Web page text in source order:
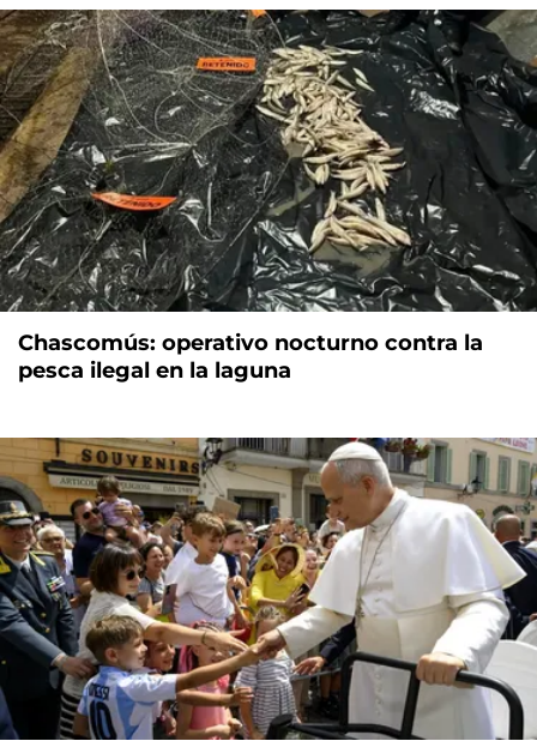
Chascomús: operativo nocturno contra la
pesca ilegal en la laguna